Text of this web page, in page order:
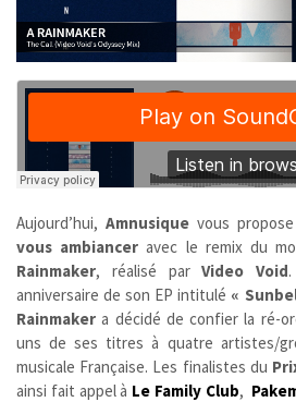
Aujourd’hui, Amnusique vous
vous ambiancer avec le remix du
Rainmaker, réalisé parVideo Void
anniversaire de son EP intitulé «
Rainmaker a décidé de confier la ré-
uns de ses titres à quatre artistes/
musicale Française. Les finalistes du
ainsi fait appel à Le Family Club,